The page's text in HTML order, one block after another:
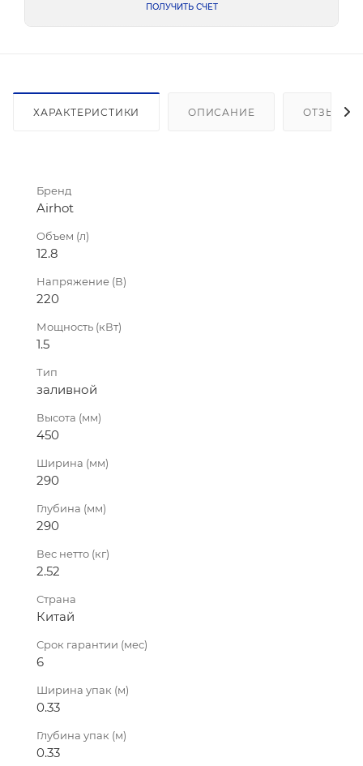
ПОЛУЧИТЬ СЧЕТ
ХАРАКТЕРИСТИКИ ОПИСАНИЕ ОТЗЫВЫ
Бренд
Airhot
Объем (л)
12.8
Напряжение (В)
220
Мощность (кВт)
1.5
Тип
заливной
Высота (мм)
450
Ширина (мм)
290
Глубина (мм)
290
Вес нетто (кг)
2.52
Страна
Китай
Срок гарантии (мес)
6
Ширина упак (м)
0.33
Глубина упак (м)
0.33